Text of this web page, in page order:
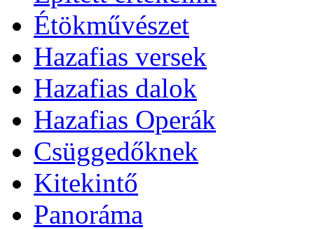
Étökművészet
Hazafias versek
Hazafias dalok
Hazafias Operák
Csüggedőknek
Kitekintő
Panoráma